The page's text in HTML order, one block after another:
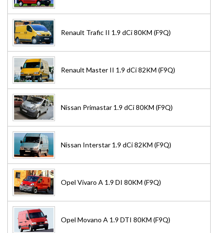
Renault Trafic II 1.9 dCi 80KM (F9Q)
Renault Master II 1.9 dCi 82KM (F9Q)
Nissan Primastar 1.9 dCi 80KM (F9Q)
Nissan Interstar 1.9 dCi 82KM (F9Q)
Opel Vivaro A 1.9 DI 80KM (F9Q)
Opel Movano A 1.9 DTI 80KM (F9Q)